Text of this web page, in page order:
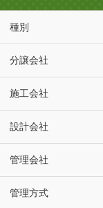
種別
分譲会社
施工会社
設計会社
管理会社
管理方式